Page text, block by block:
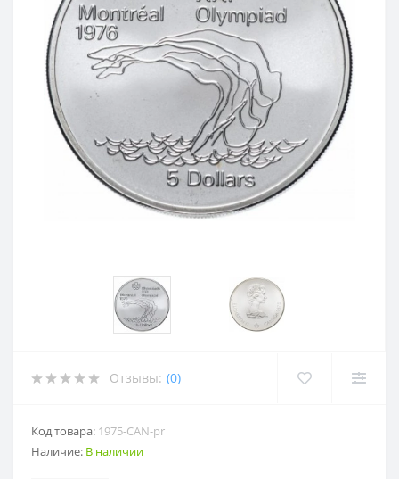
Отзывы: (0)
Код товара: 1975-CAN-pr
Наличие: В наличии